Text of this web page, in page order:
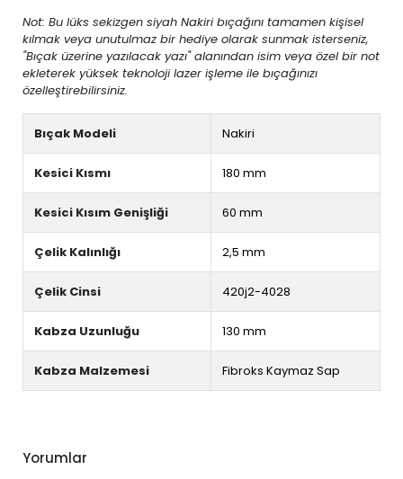
Not: Bu lüks sekizgen siyah Nakiri bıçağını tamamen kişisel
kılmak veya unutulmaz bir hediye olarak sunmak isterseniz,
"Bıçak üzerine yazılacak yazı" alanından isim veya özel bir not
ekleterek yüksek teknoloji lazer işleme ile bıçağınızı
özelleştirebilirsiniz.
Bıçak Modeli Nakiri
Kesici Kısmı 180 mm
Kesici Kısım Genişliği 60 mm
Çelik Kalınlığı 2,5 mm
Çelik Cinsi 420j2-4028
Kabza Uzunluğu 130 mm
Kabza Malzemesi Fibroks Kaymaz Sap
Yorumlar